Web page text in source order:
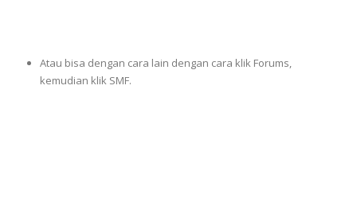
Atau bisa dengan cara lain dengan cara klik Forums,
kemudian klik SMF.